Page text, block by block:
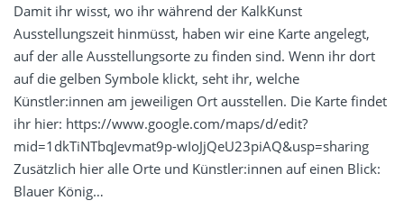
Damit ihr wisst, wo ihr während der KalkKunst
Ausstellungszeit hinmüsst, haben wir eine Karte angelegt,
auf der alle Ausstellungsorte zu finden sind. Wenn ihr dort
auf die gelben Symbole klickt, seht ihr, welche
Künstler:innen am jeweiligen Ort ausstellen. Die Karte findet
ihr hier: https://www.google.com/maps/d/edit?
mid=1dkTiNTbqJevmat9p-wIoJjQeU23piAQ&usp=sharing
Zusätzlich hier alle Orte und Künstler:innen auf einen Blick:
Blauer König…